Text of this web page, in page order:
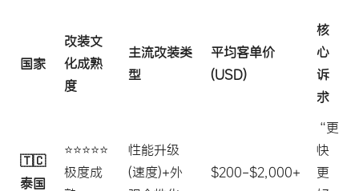
国家
改装文
化成熟
度
主流改装类
型
平均客单价
(USD)
核
心
诉
求
🇹🇨
泰国
⭐⭐⭐⭐⭐
极度成
性能升级
(速度)+外
$200-$2,000+
“更
快
更